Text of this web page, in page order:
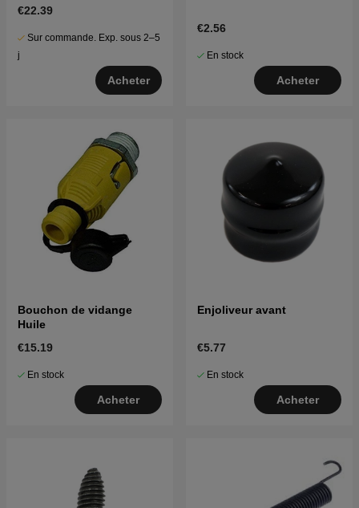
€22.39
Sur commande. Exp. sous 2–5
j
Acheter
€2.56
En stock
Acheter
Bouchon de vidange
Huile
€15.19
En stock
Acheter
Enjoliveur avant
€5.77
En stock
Acheter